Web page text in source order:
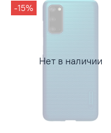
Нет в наличии
-15%